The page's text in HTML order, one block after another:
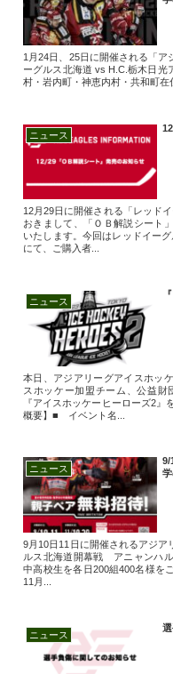
1月24日、25日に開催される「ア
ーグルス北海道 vs H.C.栃木日光
村・岩内町・神恵内村・共和町在
ニュース
12月29日に開催される「レッド
おきまして、「ＯＢ解説シート
いたします。今回はレッドイー
にて、ご購入者...
ニュース
本日、アジアリーグアイスホッ
スホッケー加盟チーム、公益財
『アイスホッケーヒーローズ2』
概要】■ イベント名...
ニュース
9/
9月10日11日に開催されるアジア
ルス北海道開幕戦 アニャンハ
中高校生を各日200組400名様を
11月...
ニュース